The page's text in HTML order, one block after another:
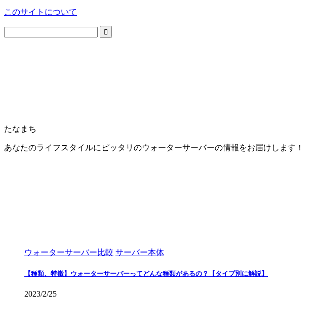
このサイトについて
たなまち
あなたのライフスタイルにピッタリのウォーターサーバーの情報をお届けします！
ウォーターサーバー比較 サーバー本体
【種類、特徴】ウォーターサーバーってどんな種類があるの？【タイプ別に解説】
2023/2/25